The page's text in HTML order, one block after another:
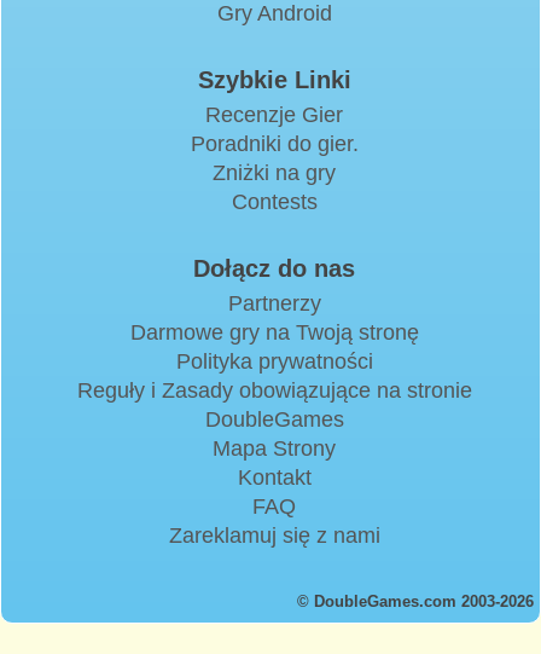
Gry Android
Szybkie Linki
Recenzje Gier
Poradniki do gier.
Zniżki na gry
Contests
Dołącz do nas
Partnerzy
Darmowe gry na Twoją stronę
Polityka prywatności
Reguły i Zasady obowiązujące na stronie
DoubleGames
Mapa Strony
Kontakt
FAQ
Zareklamuj się z nami
© DoubleGames.com 2003-2026